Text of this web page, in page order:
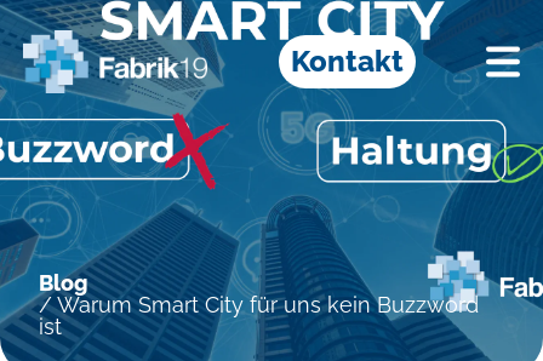
Kontakt
Blog
/ Warum Smart City für uns kein Buzzword
ist